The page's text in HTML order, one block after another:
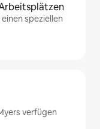
speziellen
verfügen